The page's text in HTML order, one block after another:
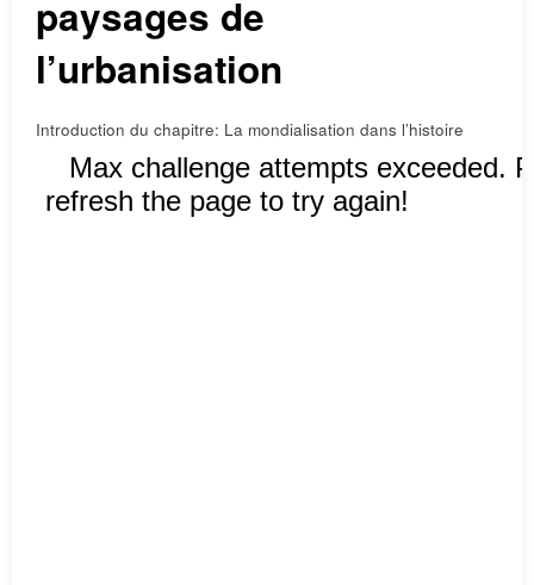
paysages de
l’urbanisation
Introduction du chapitre: La mondialisation dans l’histoire